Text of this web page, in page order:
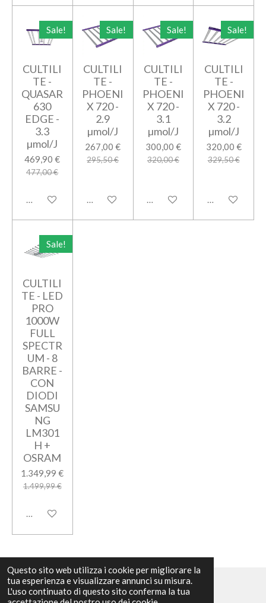
Questo sito web utilizza i cookie per migliorare la
tua esperienza e visualizzare annunci su misura.
L'uso continuato di questo sito conferma la tua
Sale!
CULTILI
TE -
QUASAR
630
EDGE -
3.3
µmol/J
469,90 €
477,00 €
Aggiungi al carrello
Sale!
CULTILI
TE -
PHOENI
X 720 -
2.9
µmol/J
267,00 €
295,50 €
Aggiungi al carrello
Sale!
CULTILI
TE -
PHOENI
X 720 -
3.1
µmol/J
300,00 €
320,00 €
Aggiungi al carrello
Sale!
CULTILI
TE -
PHOENI
X 720 -
3.2
µmol/J
320,00 €
329,50 €
Aggiungi al
Sale!
CULTILI
TE - LED
PRO
1000W
FULL
SPECTR
UM - 8
BARRE -
CON
DIODI
SAMSU
NG
LM301
H +
OSRAM
1.349,99 €
1.499,99 €
Aggiungi al carrello
© 2023 - 2026 We Grow GrowShop